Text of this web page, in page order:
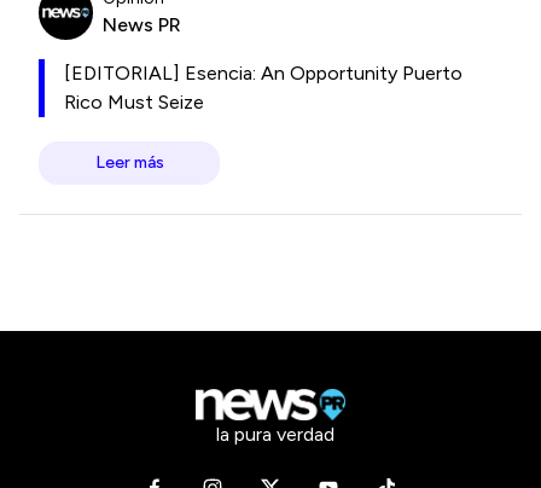
News PR
[EDITORIAL] Esencia: An Opportunity Puerto
Rico Must Seize
Leer más
la pura verdad